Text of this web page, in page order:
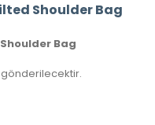
Shoulder Bag
Bag
gönderilecektir.